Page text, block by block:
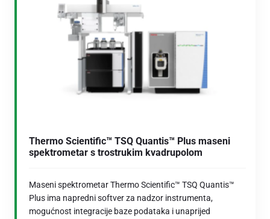
Thermo Scientific™ TSQ Quantis™ Plus maseni
spektrometar s trostrukim kvadrupolom
Maseni spektrometar Thermo Scientific™ TSQ Quantis™
Plus ima napredni softver za nadzor instrumenta,
mogućnost integracije baze podataka i unaprijed